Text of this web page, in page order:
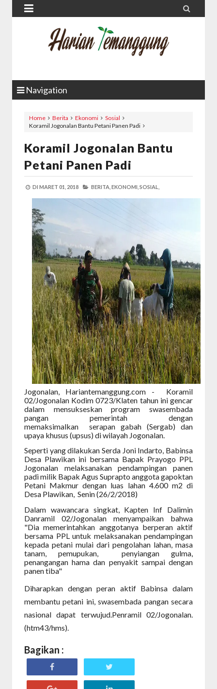
 
Navigation
Home Berita Ekonomi
Sosial
Koramil Jogonalan Bantu Petani Panen Padi
Koramil Jogonalan Bantu
Petani Panen Padi
DI MARET 01, 2018 BERITA, EKONOMI, SOSIAL,
Jogonalan, Hariantemanggung.com - Koramil
02/Jogonalan Kodim 0723/Klaten tahun ini gencar
dalam mensukseskan program swasembada
pangan pemerintah dengan
memaksimalkan serapan gabah (Sergab) dan
upaya khusus (upsus) di wilayah Jogonalan.
Seperti yang dilakukan Serda Joni Indarto, Babinsa
Desa Plawikan ini bersama Bapak Prayogo PPL
Jogonalan melaksanakan pendampingan panen
padi milik Bapak Agus Suprapto anggota gapoktan
Petani Makmur dengan luas lahan 4.600 m2 di
Desa Plawikan, Senin (26/2/2018)
Dalam wawancara singkat, Kapten Inf Dalimin
Danramil 02/Jogonalan menyampaikan bahwa
"Dia memerintahkan anggotanya berperan aktif
bersama PPL untuk melaksanakan pendampingan
kepada petani mulai dari pengolahan lahan, masa
tanam, pemupukan, penyiangan gulma,
penangangan hama dan penyakit sampai dengan
panen tiba"
Diharapkan dengan peran aktif Babinsa dalam
membantu petani ini, swasembada pangan secara
nasional dapat terwujud.Penramil 02/Jogonalan.
(htm43/hms).
Bagikan :